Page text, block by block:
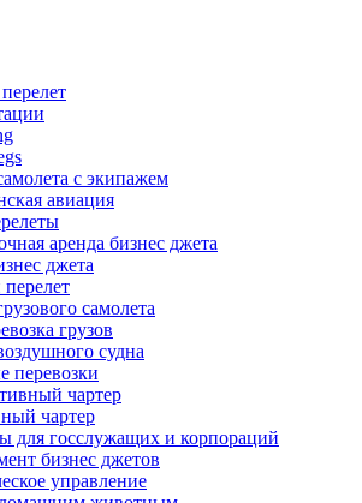
с экипажем
авиация
аренда бизнес джета
джета
самолета
грузов
судна
перевозки
чартер
чартер
для госслужащих и корпораций
бизнес джетов
управление